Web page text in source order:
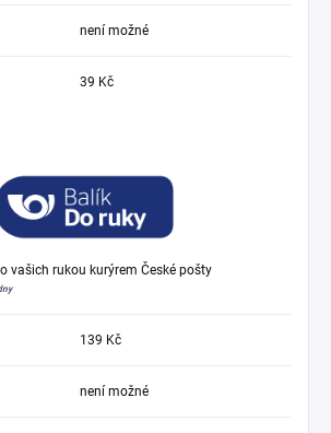
není možné
39 Kč
vašich rukou kurýrem České pošty
139 Kč
není možné